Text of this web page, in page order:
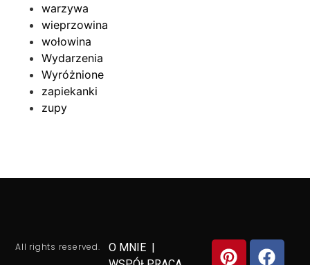
warzywa
wieprzowina
wołowina
Wydarzenia
Wyróżnione
zapiekanki
zupy
All rights reserved. O MNIE